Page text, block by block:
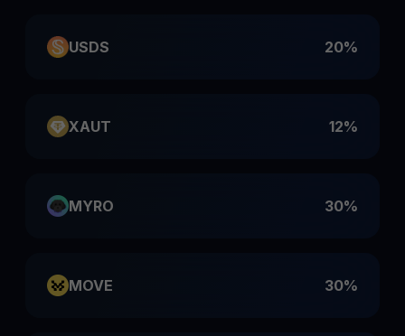
USDS 20%
XAUT 12%
MYRO 30%
MOVE 30%